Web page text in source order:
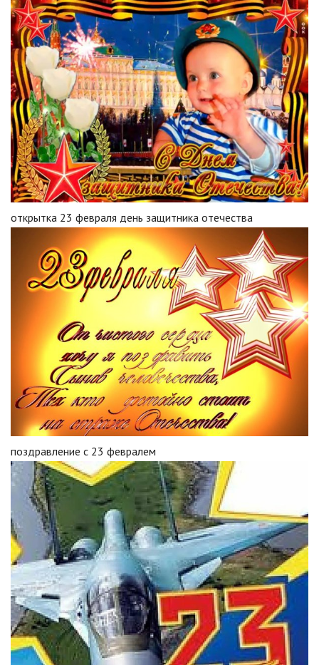
открытка 23 февраля день защитника отечества
поздравление с 23 февралем